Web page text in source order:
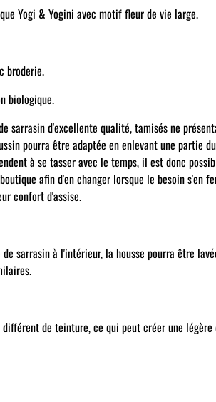
Yogi & Yogini avec motif fleur de vie large.
broderie.
biologique.
sarrasin d'excellente qualité, tamisés ne
pourra être adaptée en enlevant une partie du
à se tasser avec le temps, il est donc
afin d'en changer lorsque le besoin s'en
confort d'assise.
sarrasin à l'intérieur, la housse pourra être
différent de teinture, ce qui peut créer une